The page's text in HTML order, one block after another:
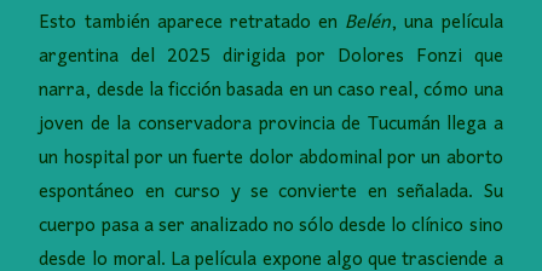
Esto también aparece retratado en Belén, una película
argentina del 2025 dirigida por Dolores Fonzi que
narra, desde la ficción basada en un caso real, cómo una
joven de la conservadora provincia de Tucumán llega a
un hospital por un fuerte dolor abdominal por un aborto
espontáneo en curso y se convierte en señalada. Su
cuerpo pasa a ser analizado no sólo desde lo clínico sino
desde lo moral. La película expone algo que trasciende a